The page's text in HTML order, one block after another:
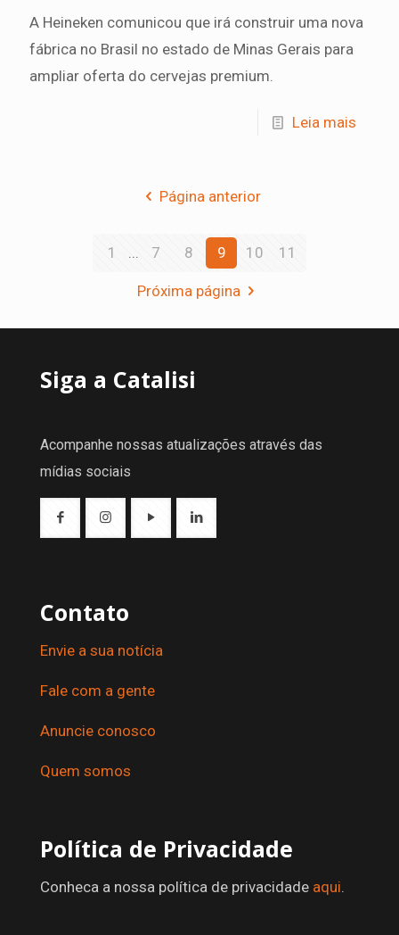
A Heineken comunicou que irá construir uma nova
fábrica no Brasil no estado de Minas Gerais para
ampliar oferta do cervejas premium.
Leia mais
Página anterior
1 ... 7 8 9 10 11
Próxima página
Siga a Catalisi
Acompanhe nossas atualizações através das
mídias sociais
Contato
Envie a sua notícia
Fale com a gente
Anuncie conosco
Quem somos
Política de Privacidade
Conheca a nossa política de privacidade aqui.